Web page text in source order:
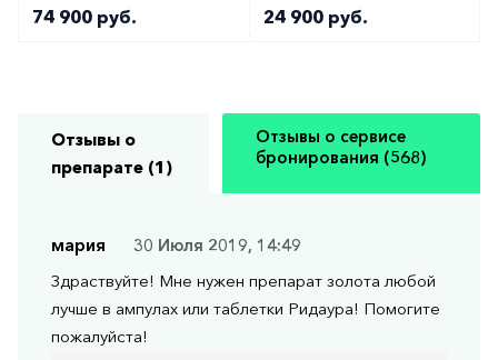
74 900 руб. 24 900 руб.
Отзывы о
препарате (1)
Отзывы о сервисе
бронирования (568)
мария
30 Июля 2019, 14:49
Здраствуйте! Мне нужен препарат золота любой
лучше в ампулах или таблетки Ридаура! Помогите
пожалуйста!